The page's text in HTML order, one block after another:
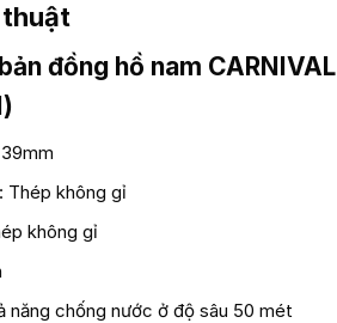
thuật
đồng hồ nam CARNIVAL
Thép không gỉ
không gỉ
năng chống nước ở độ sâu 50 mét